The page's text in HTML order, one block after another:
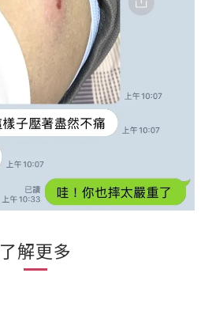
了解更多